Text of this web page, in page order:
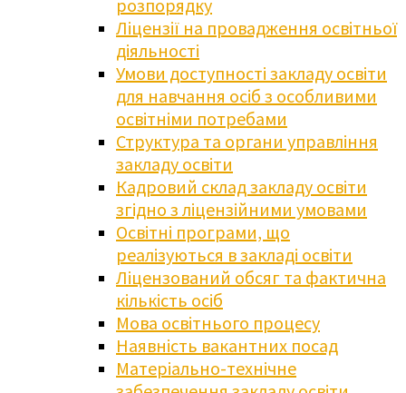
розпорядку
Ліцензії на провадження освітньої
діяльності
Умови доступності закладу освіти
для навчання осіб з особливими
освітніми потребами
Структура та органи управління
закладу освіти
Кадровий склад закладу освіти
згідно з ліцензійними умовами
Освітні програми, що
реалізуються в закладі освіти
Ліцензований обсяг та фактична
кількість осіб
Мова освітнього процесу
Наявність вакантних посад
Матеріально-технічне